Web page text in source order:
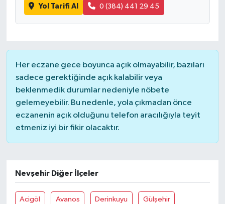
Yol Tarifi Al 0 (384) 441 29 45
Her eczane gece boyunca açık olmayabilir, bazıları
sadece gerektiğinde açık kalabilir veya
beklenmedik durumlar nedeniyle nöbete
gelemeyebilir. Bu nedenle, yola çıkmadan önce
eczanenin açık olduğunu telefon aracılığıyla teyit
etmeniz iyi bir fikir olacaktır.
Nevşehir Diğer İlçeler
Acigöl Avanos Derinkuyu Gülşehir